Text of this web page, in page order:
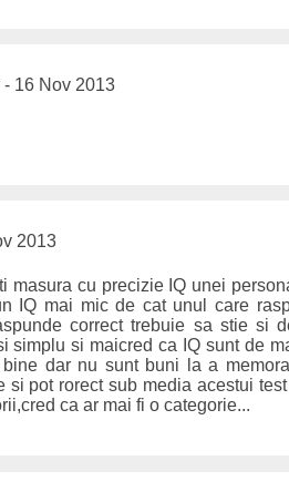
- 16 Nov 2013
2013
masura cu precizie IQ unei
IQ mai mic de cat unul care
correct trebuie sa stie si
simplu si maicred ca IQ sunt de
dar nu sunt buni la a
si pot rorect sub media acestui
ca ar mai fi o categorie...